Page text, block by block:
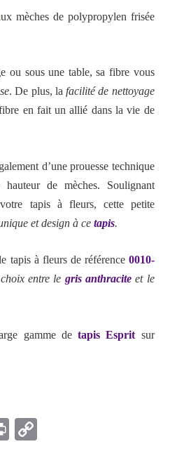
mèches de polypropylen frisée
ou sous une table, sa fibre vous
. De plus, lafacilité de nettoyage
en fait un allié dans la vie de
d’une prouesse technique
de mèches. Soulignant
tapis à fleurs, cette petite
et design à cetapis.
tapis à fleurs de référence 0010-
choix entre le gris anthraciteet le
gamme detapis Esprit sur
P